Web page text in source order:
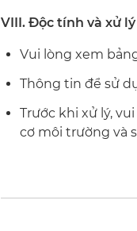
VIII. Độc tính và xử lý
Vui lòng xem
Thông tin để sử
Trước khi xử lý,
cơ môi trường và